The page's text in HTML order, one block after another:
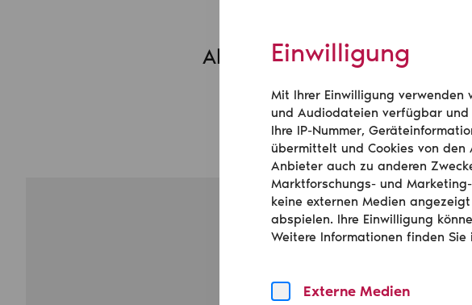
Einwilligung
Mit Ihrer Einwilligung
und Audiodateien verfügbar
Ihre IP-Nummer,
übermittelt und Cookies von den
Anbieter auch zu anderen
Marktforschungs- und
keine externen Medien
abspielen. Ihre Einwilligung
Weitere Informationen finden Sie
Externe Medien
Aktuelles
Um Inhalte von